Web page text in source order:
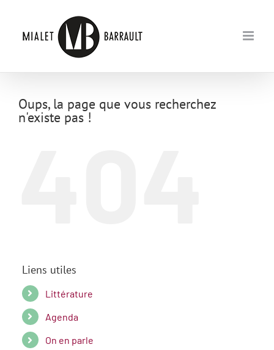
Oups, la page que vous recherchez
n'existe pas !
Liens utiles
Littérature
Agenda
On en parle